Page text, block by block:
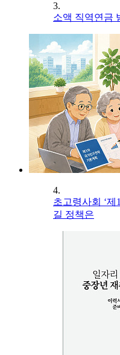
3.
소액 직역연금
4.
초고령사회 ‘
길 정책은